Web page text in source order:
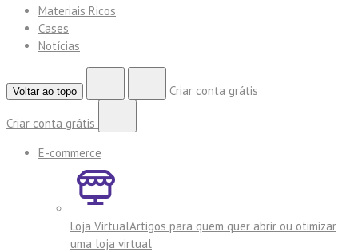
Materiais Ricos
Cases
Notícias
Voltar ao topo Criar conta grátis
Criar conta grátis
E-commerce
Loja VirtualArtigos para quem quer abrir ou otimizar
uma loja virtual